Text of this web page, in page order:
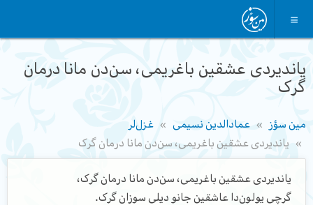
یاندیردی عشقین باغریمی، سن‌دن مانا درمان
گرک
مین سؤز عمادالدین نسیمی
غزل‌لر
یاندیردی عشقین باغریمی، سن‌دن مانا درمان گرک
یاندیردی عشقین باغریمی، سن‌دن مانا درمان گرک،
گرچی یولون‌دا عاشقین جانو دیلی سوزان گرک.